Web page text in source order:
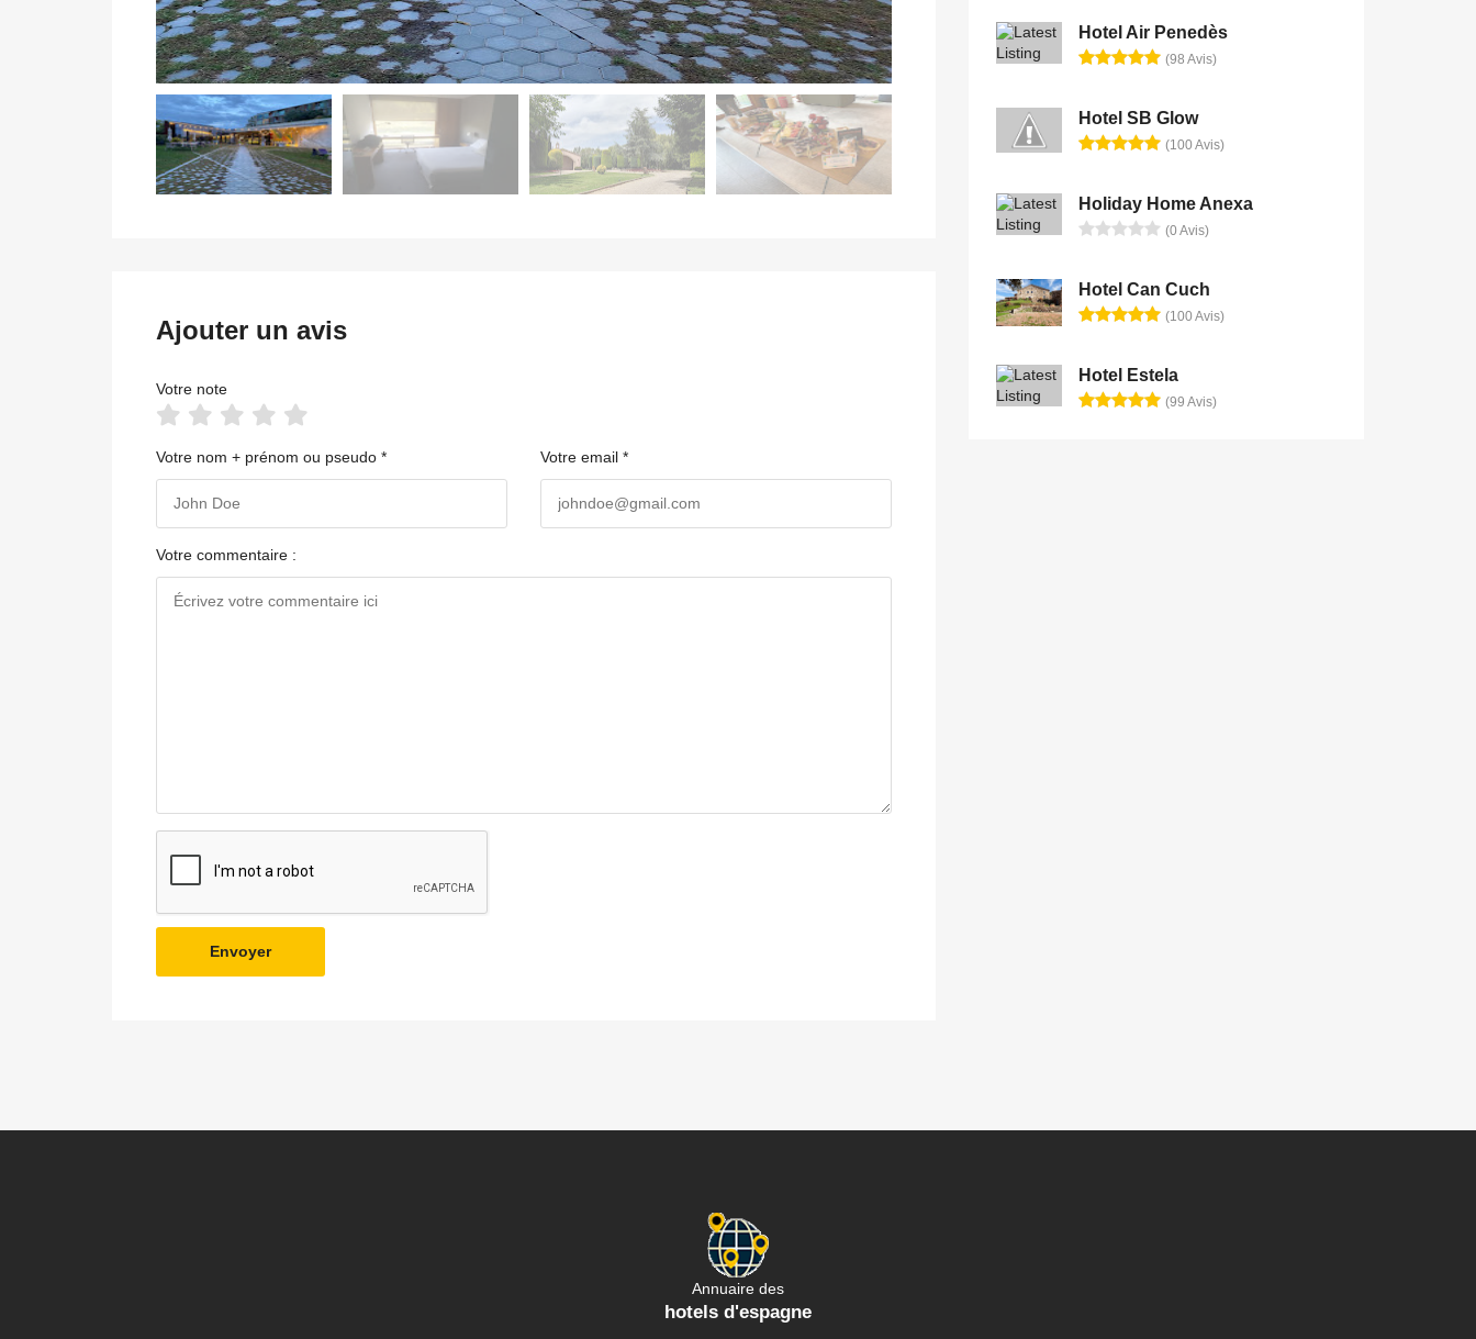
Ajouter un avis
Votre note
Votre nom + prénom ou pseudo * Votre email *
Votre commentaire :
Envoyer
Hotel Air Penedès
(98 Avis)
Hotel SB Glow
(100 Avis)
Holiday Home Anexa
(0 Avis)
Hotel Can Cuch
(100 Avis)
Hotel Estela
(99 Avis)
Annuaire des
hotels d'espagne